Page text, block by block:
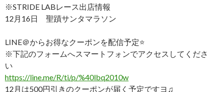
※STRIDE LABレース出店情報
12月16日 聖蹟サンタマラソン
LINE＠からお得なクーポンを配信予定⭐️
※下記のフォームへスマートフォンでアクセスしてくださ
い
https://line.me/R/ti/p/%40lbq2010w
12月は500円引きのクーポンが届く予定ですヨ♫